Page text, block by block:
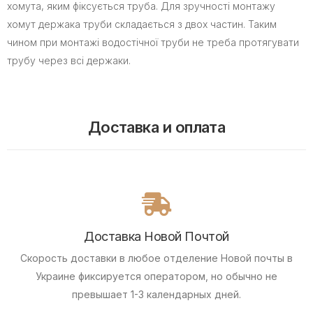
хомута, яким фіксується труба. Для зручності монтажу
хомут держака труби складається з двох частин. Таким
чином при монтажі водостічної труби не треба протягувати
трубу через всі держаки.
Доставка и оплата
Доставка Новой Почтой
Скорость доставки в любое отделение Новой почты в
Украине фиксируется оператором, но обычно не
превышает 1-3 календарных дней.